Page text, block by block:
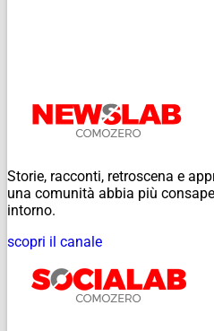
Storie, racconti, retroscena e
una comunità abbia più
intorno.
scopri il canale